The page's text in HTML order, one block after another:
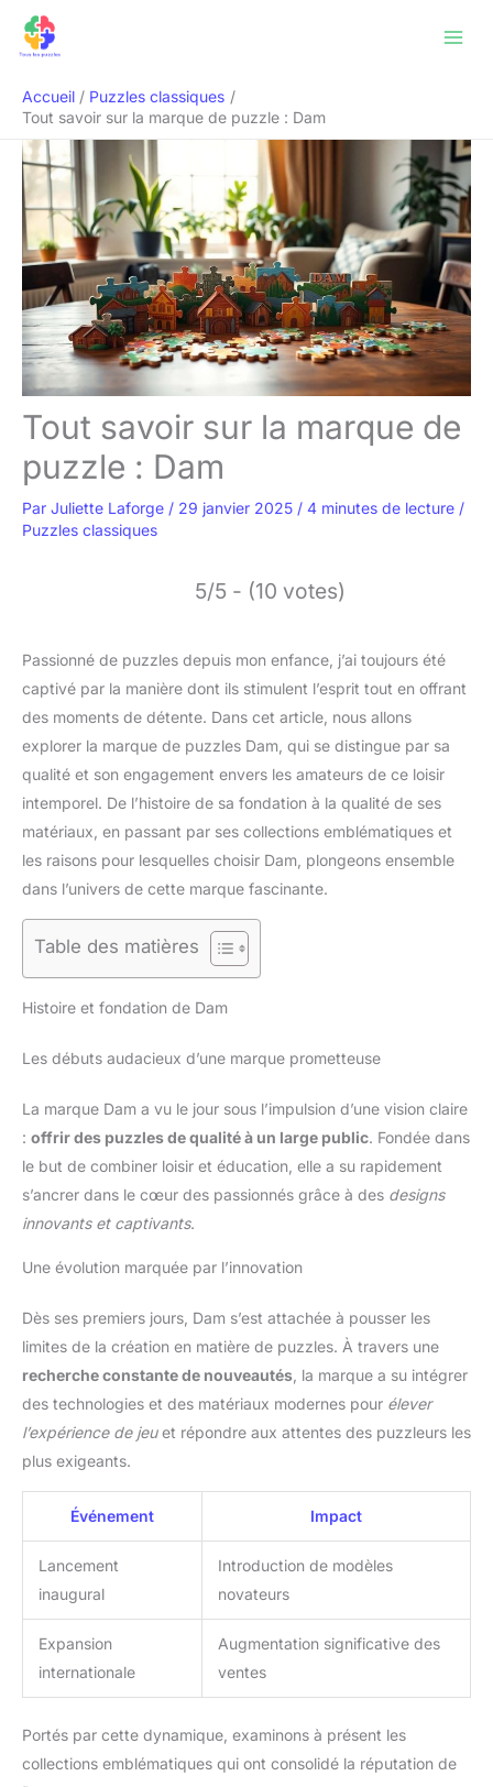
Accueil
Puzzles classiques
Tout savoir sur la marque de puzzle : Dam
Tout savoir sur la marque de
puzzle : Dam
Par Juliette Laforge / 29 janvier 2025 / 4 minutes de lecture /
Puzzles classiques
5/5 - (10 votes)
Passionné de puzzles depuis mon enfance, j’ai toujours été
captivé par la manière dont ils stimulent l’esprit tout en offrant
des moments de détente. Dans cet article, nous allons
explorer la marque de puzzles Dam, qui se distingue par sa
qualité et son engagement envers les amateurs de ce loisir
intemporel. De l’histoire de sa fondation à la qualité de ses
matériaux, en passant par ses collections emblématiques et
les raisons pour lesquelles choisir Dam, plongeons ensemble
dans l’univers de cette marque fascinante.
Table des matières
Histoire et fondation de Dam
Les débuts audacieux d’une marque prometteuse
La marque Dam a vu le jour sous l’impulsion d’une vision claire
: offrir des puzzles de qualité à un large public. Fondée dans
le but de combiner loisir et éducation, elle a su rapidement
s’ancrer dans le cœur des passionnés grâce à des designs
innovants et captivants.
Une évolution marquée par l’innovation
Dès ses premiers jours, Dam s’est attachée à pousser les
limites de la création en matière de puzzles. À travers une
recherche constante de nouveautés , la marque a su intégrer
des technologies et des matériaux modernes pour élever
l’expérience de jeuet répondre aux attentes des puzzleurs les
plus exigeants.
Événement Impact
Lancement
inaugural
Introduction de modèles
novateurs
Expansion
internationale
Augmentation significative des
ventes
Portés par cette dynamique, examinons à présent les
collections emblématiques qui ont consolidé la réputation de
Rechercher